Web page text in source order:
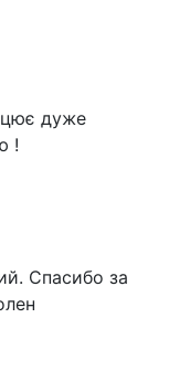
дуже
!
Спасибо за